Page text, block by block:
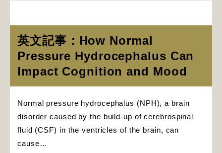
英文記事：How Normal
Pressure Hydrocephalus Can
Impact Cognition and Mood
Normal pressure hydrocephalus (NPH), a brain
disorder caused by the build-up of cerebrospinal
fluid (CSF) in the ventricles of the brain, can
cause…